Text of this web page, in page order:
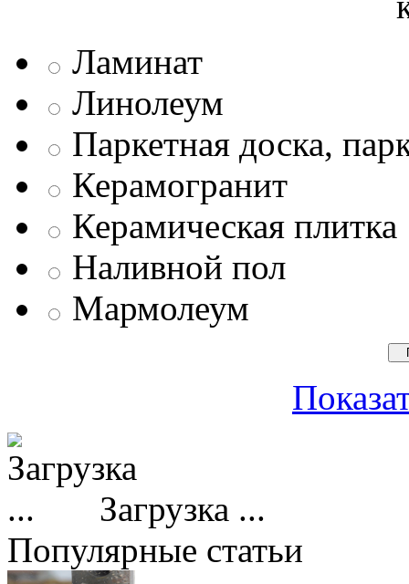
Ламинат
Линолеум
Паркетная доска,
Керамогранит
Керамическая плитка
Наливной пол
Мармолеум
Загрузка ...
Популярные статьи